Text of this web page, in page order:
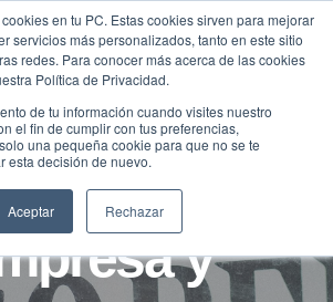
en tu PC. Estas cookies sirven para mejorar
servicios más personalizados, tanto en este sitio
redes. Para conocer más acerca de las cookies
Política de Privacidad.
de tu información cuando visites nuestro
el fin de cumplir con tus preferencias,
una pequeña cookie para que no se te
esta decisión de nuevo.
Aceptar Rechazar
NOTICIAS
y
Traducir »